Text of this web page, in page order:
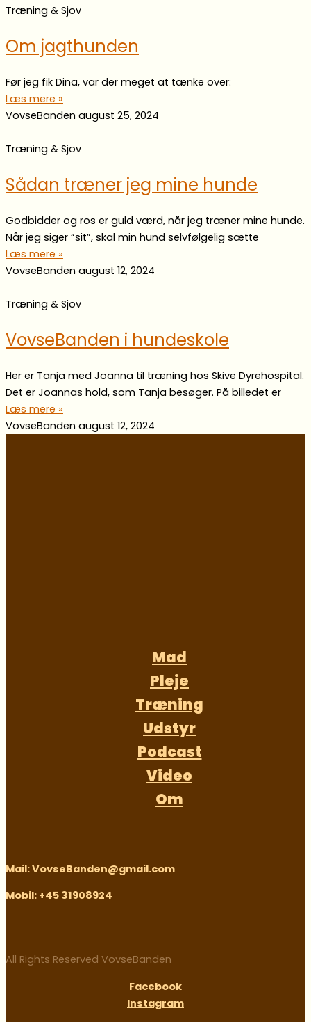
Træning & Sjov
Om jagthunden
Før jeg fik Dina, var der meget at tænke over:
Læs mere »
VovseBanden august 25, 2024
Træning & Sjov
Sådan træner jeg mine hunde
Godbidder og ros er guld værd, når jeg træner mine hunde.
Når jeg siger “sit”, skal min hund selvfølgelig sætte
Læs mere »
VovseBanden august 12, 2024
Træning & Sjov
VovseBanden i hundeskole
Her er Tanja med Joanna til træning hos Skive Dyrehospital.
Det er Joannas hold, som Tanja besøger. På billedet er
Læs mere »
VovseBanden august 12, 2024
Mad
Pleje
Træning
Udstyr
Podcast
Video
Om
Mail: VovseBanden@gmail.com
Mobil: +45 31908924
All Rights Reserved VovseBanden
Facebook
Instagram